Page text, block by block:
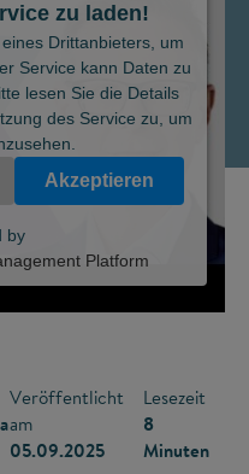
©
zu laden!
Drittanbieters, um
Service kann Daten zu
lesen Sie die Details
des Service zu, um
Akzeptieren
by
Platform
Veröffentlicht
am
05.09.2025
Lesezeit
8
Minuten